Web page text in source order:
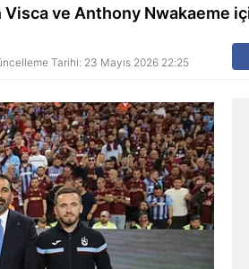
Visca ve Anthony Nwakaeme
Tarihi: 23 Mayıs 2026 22:25